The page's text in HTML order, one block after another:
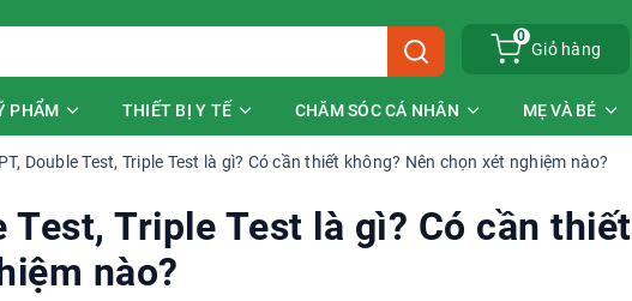
0
Giỏ hàng
PHẨM THIẾT BỊ Y TẾ CHĂM SÓC CÁ NHÂN MẸ VÀ BÉ
Double Test, Triple Test là gì? Có cần thiết không? Nên chọn xét nghiệm nào?
Test, Triple Test là gì? Có cần thiết
nào?